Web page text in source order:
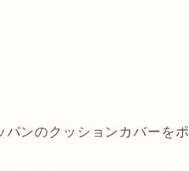
ンのクッションカバーをポ